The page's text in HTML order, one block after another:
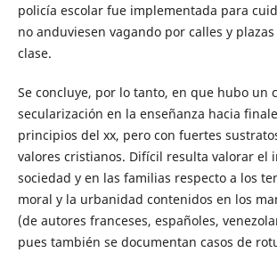
policía escolar fue implementada para
no anduviesen vagando por calles y
clase.
Se concluye, por lo tanto, en que hubo un
secularización en la enseñanza hacia
principios del xx, pero con fuertes
valores cristianos. Difícil resulta valorar el
sociedad y en las familias respecto a los
moral y la urbanidad contenidos en los
(de autores franceses, españoles,
pues también se documentan casos de